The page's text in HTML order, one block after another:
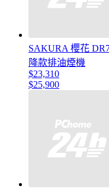
SAKURA 櫻花
降款排油煙機
$23,310
$25,900